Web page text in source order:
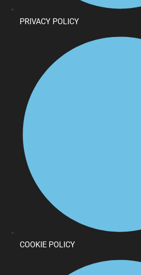
PRIVACY POLICY
COOKIE POLICY